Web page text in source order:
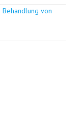
Behandlung von